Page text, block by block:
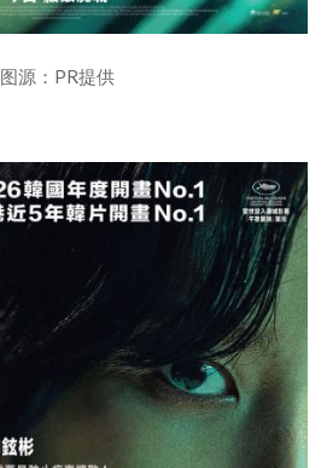
图源：PR提供